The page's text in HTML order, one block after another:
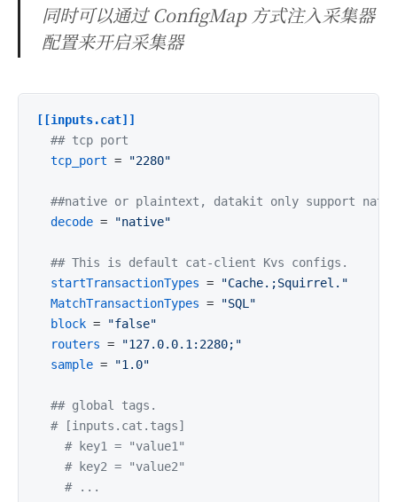
同时可以通过 ConfigMap 方式注入采集器
配置来开启采集器
[[inputs.cat]]
## tcp port
tcp_port = "2280"
##native or plaintext, datakit only support
decode = "native"
## This is default cat-client Kvs configs.
startTransactionTypes =
"Cache.;Squirrel."
MatchTransactionTypes =
"SQL"
block =
"false"
routers =
"127.0.0.1:2280;"
sample = "1.0"
## global tags.
# [inputs.cat.tags]
# key1 = "value1"
# key2 = "value2"
# ...